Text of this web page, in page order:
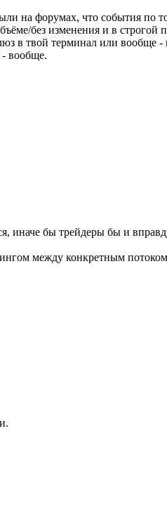
на форумах, что события
без изменения и в строгой
в твой терминал или
- вообще.
иначе бы трейдеры бы и
между конкретным